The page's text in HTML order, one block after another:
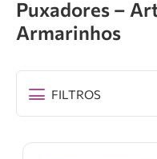
Puxadores –
Armarinhos